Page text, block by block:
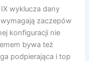
wyklucza dany
zaczepów
konfiguracji nie
bywa też
podpierająca i top